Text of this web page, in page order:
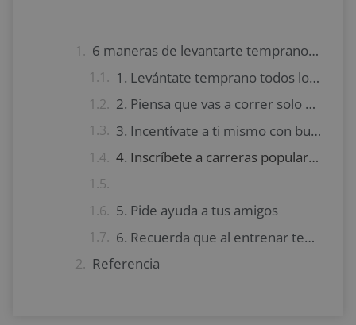
6 maneras de levantarte temprano y hacer ejercicio
1. Levántate temprano todos los días, incluso si no vas al gimnasio
2. Piensa que vas a correr solo un 1 km
3. Incentívate a ti mismo con buena música
4. Inscríbete a carreras populares
5. Pide ayuda a tus amigos
6. Recuerda que al entrenar temprano te sentirás bien durante el resto del día
Referencia